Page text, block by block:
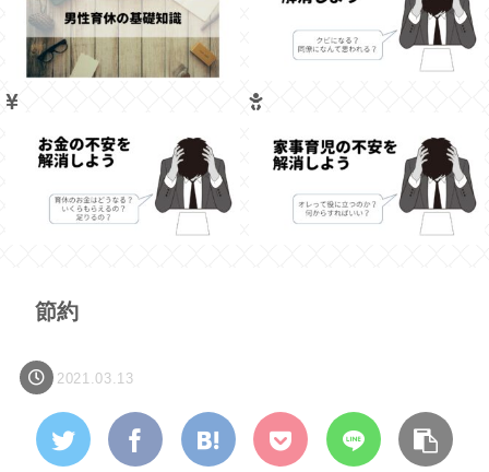
節約
2021.03.13